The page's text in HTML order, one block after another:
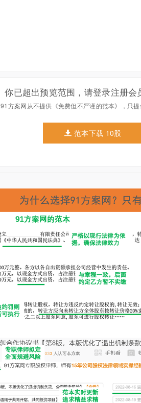
你已超出预览范围，请登录注册
91方案网从不提供《免费但不严谨的范本》，只
范本下载 10股